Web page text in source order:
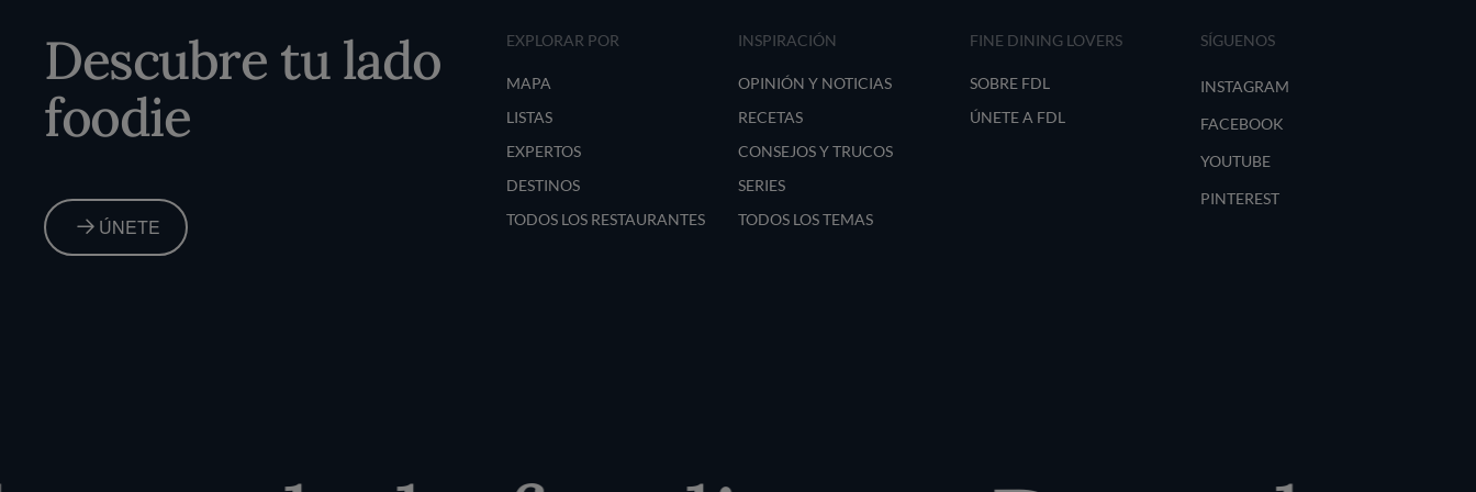
Descubre tu lado
foodie
ÚNETE
EXPLORAR POR
MAPA
LISTAS
EXPERTOS
DESTINOS
TODOS LOS RESTAURANTES
INSPIRACIÓN
OPINIÓN Y NOTICIAS
RECETAS
CONSEJOS Y TRUCOS
SERIES
TODOS LOS TEMAS
FINE DINING LOVERS
SOBRE FDL
ÚNETE A FDL
SÍGUENOS
INSTAGRAM
FACEBOOK
YOUTUBE
PINTEREST